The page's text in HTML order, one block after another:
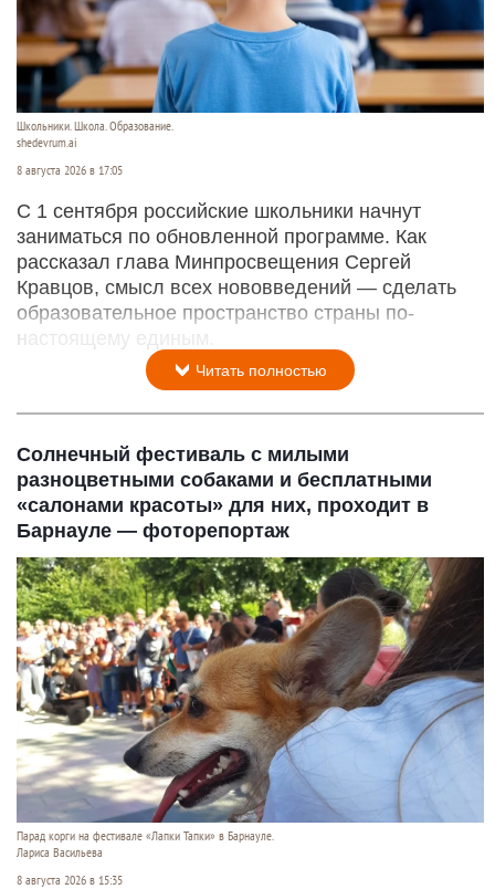
Школьники. Школа. Образование.
shedevrum.ai
8 августа 2026 в 17:05
С 1 сентября российские школьники начнут
заниматься по обновленной программе. Как
рассказал глава Минпросвещения Сергей
Кравцов, смысл всех нововведений — сделать
образовательное пространство страны по-
настоящему единым.
Читать полностью
Солнечный фестиваль с милыми
разноцветными собаками и бесплатными
«салонами красоты» для них, проходит в
Барнауле — фоторепортаж
Парад корги на фестивале «Лапки Тапки» в Барнауле.
Лариса Васильева
8 августа 2026 в 15:35